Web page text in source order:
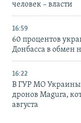
человек – власти
16:59
60 процентов
Донбасса в обмен
16:22
В ГУР МО Украины
дронов Magura,
августа